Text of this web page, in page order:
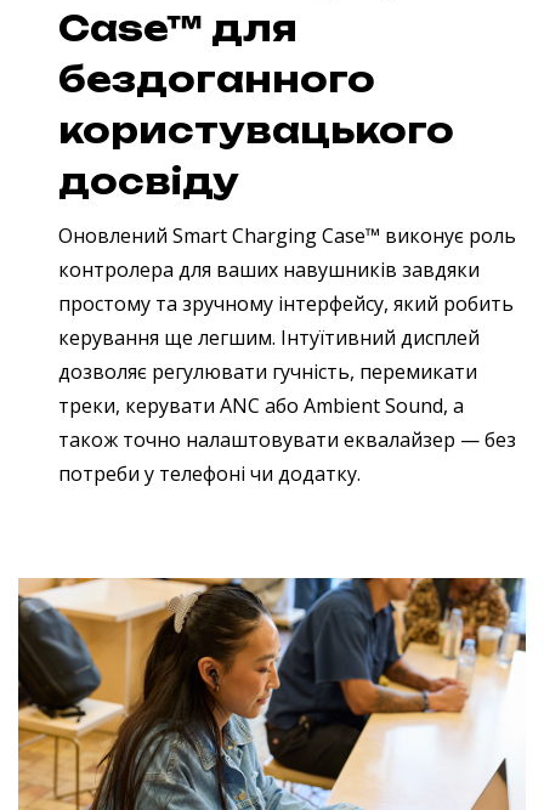
Case™ для
бездоганного
користувацького
досвіду
Оновлений Smart Charging Case™ виконує роль
контролера для ваших навушників завдяки
простому та зручному інтерфейсу, який робить
керування ще легшим. Інтуїтивний дисплей
дозволяє регулювати гучність, перемикати
треки, керувати ANC або Ambient Sound, а
також точно налаштовувати еквалайзер — без
потреби у телефоні чи додатку.